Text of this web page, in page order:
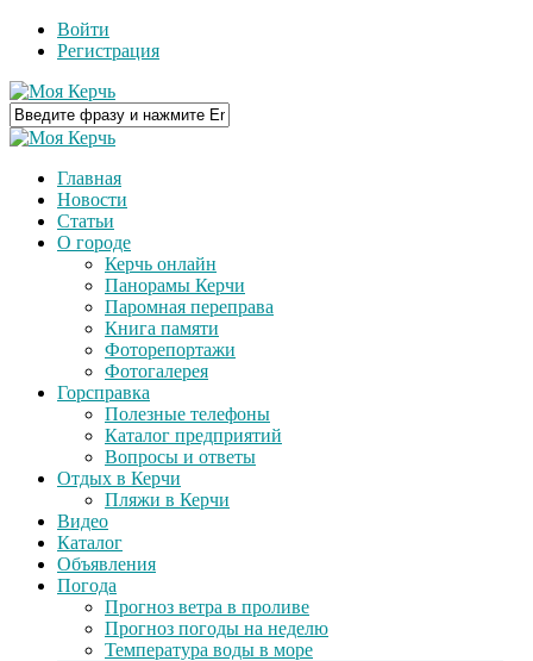
Войти
Регистрация
Главная
Новости
Статьи
О городе
Керчь онлайн
Панорамы Керчи
Паромная переправа
Книга памяти
Фоторепортажи
Фотогалерея
Горсправка
Полезные телефоны
Каталог предприятий
Вопросы и ответы
Отдых в Керчи
Пляжи в Керчи
Видео
Каталог
Объявления
Погода
Прогноз ветра в проливе
Прогноз погоды на неделю
Температура воды в море